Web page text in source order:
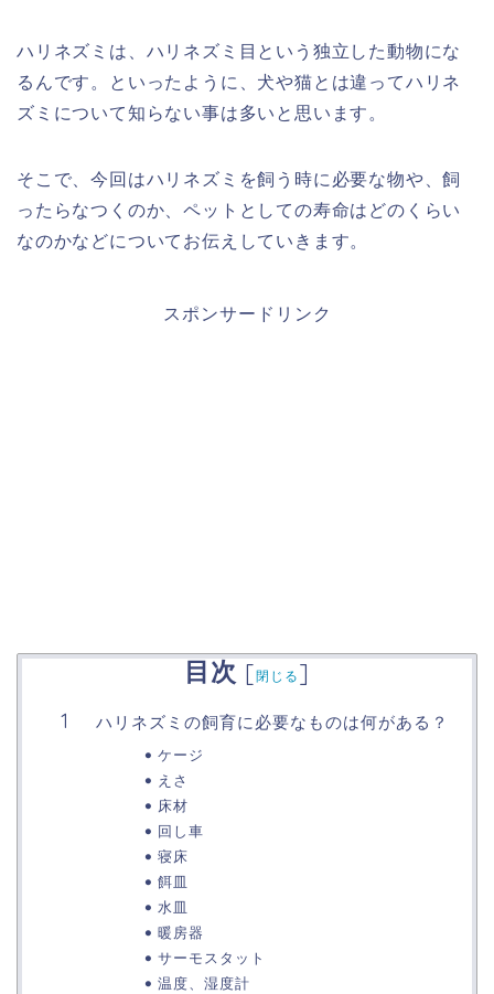
ハリネズミは、ハリネズミ目という独立した動物にな
るんです。といったように、犬や猫とは違ってハリネ
ズミについて知らない事は多いと思います。
そこで、今回はハリネズミを飼う時に必要な物や、飼
ったらなつくのか、ペットとしての寿命はどのくらい
なのかなどについてお伝えしていきます。
スポンサードリンク
目次 [閉じる ]
ハリネズミの飼育に必要なものは何がある？
ケージ
えさ
床材
回し車
寝床
餌皿
水皿
暖房器
サーモスタット
温度、湿度計